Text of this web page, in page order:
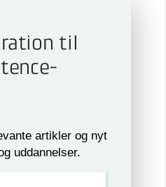
til
artikler og nyt
uddannelser.